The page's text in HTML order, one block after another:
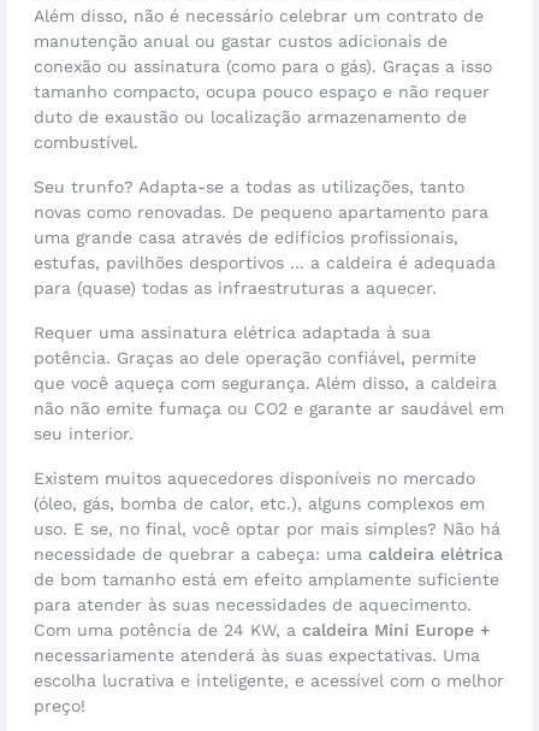
Além disso, não é necessário celebrar um contrato de
manutenção anual ou gastar custos adicionais de
conexão ou assinatura (como para o gás). Graças a isso
tamanho compacto, ocupa pouco espaço e não requer
duto de exaustão ou localização armazenamento de
combustível.
Seu trunfo? Adapta-se a todas as utilizações, tanto
novas como renovadas. De pequeno apartamento para
uma grande casa através de edifícios profissionais,
estufas, pavilhões desportivos ... a caldeira é adequada
para (quase) todas as infraestruturas a aquecer.
Requer uma assinatura elétrica adaptada à sua
potência. Graças ao dele operação confiável, permite
que você aqueça com segurança. Além disso, a caldeira
não não emite fumaça ou CO2 e garante ar saudável em
seu interior.
Existem muitos aquecedores disponíveis no mercado
(óleo, gás, bomba de calor, etc.), alguns complexos em
uso. E se, no final, você optar por mais simples? Não há
necessidade de quebrar a cabeça: uma caldeira elétrica
de bom tamanho está em efeito amplamente suficiente
para atender às suas necessidades de aquecimento.
Com uma potência de 24 KW, a caldeira Mini Europe +
necessariamente atenderá às suas expectativas. Uma
escolha lucrativa e inteligente, e acessível com o melhor
preço!